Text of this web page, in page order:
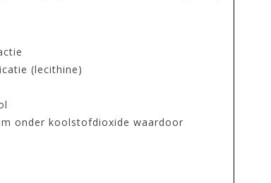
(lecithine)
onder koolstofdioxide waardoor